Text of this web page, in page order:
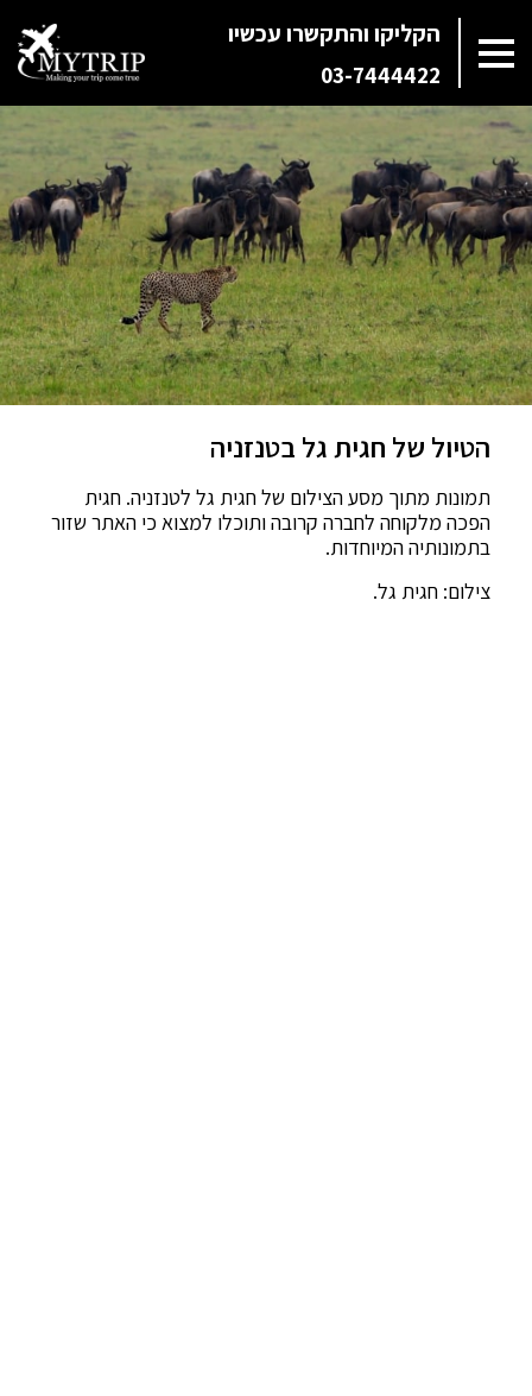
הקליקו והתקשרו עכשיו
03-7444422
הטיול של חגית גל בטנזניה
תמונות מתוך מסע הצילום של חגית גל לטנזניה. חגית
הפכה מלקוחה לחברה קרובה ותוכלו למצוא כי האתר שזור
בתמונותיה המיוחדות.
צילום: חגית גל.